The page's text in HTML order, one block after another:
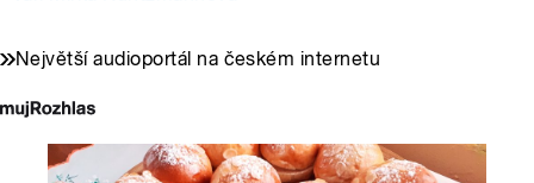
Největší audioportál na českém internetu